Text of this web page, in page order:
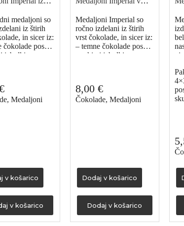
75 g
medaljoni so
iz štirih
in sicer iz:
čokolade posute
jabolki;
s
temne
, Medaljoni
v košarico
v košarico
embalaže, 75 g
Medaljoni Imperial so
ročno izdelani iz štirih
vrst čokolade, in sicer iz:
– temne čokolade posute
s suhimi jabolki
– bele čokolade s
prelivom temne
celofansko vrečko , ki je
nato vstavljena ročno
izdelan tulec – repliko
trapistovske embalaže.
8,00€
Čokolade,Medaljoni
Dodaj v košarico
Dodaj v košarico